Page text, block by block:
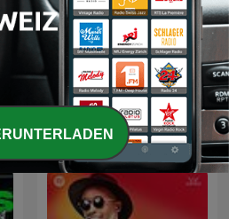
Romina Pons
Podcasts